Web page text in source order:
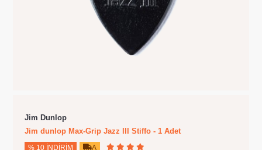
Jim Dunlop
Jim dunlop Max-Grip Jazz III Stiffo - 1 Adet
% 10 İNDIRIM A